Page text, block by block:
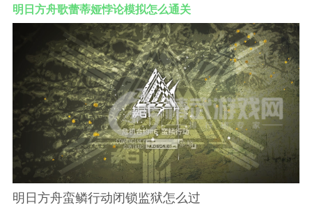
明日方舟歌蕾蒂娅悖论模拟怎么通关
明日方舟蛮鳞行动闭锁监狱怎么过